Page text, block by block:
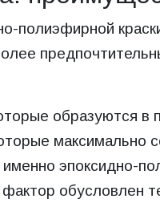
полиэфирной
образуются в
эпоксидно-
обусловлен